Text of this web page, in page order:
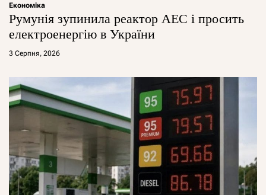
Економіка
Румунія зупинила реактор АЕС і просить
електроенергію в України
3 Серпня, 2026